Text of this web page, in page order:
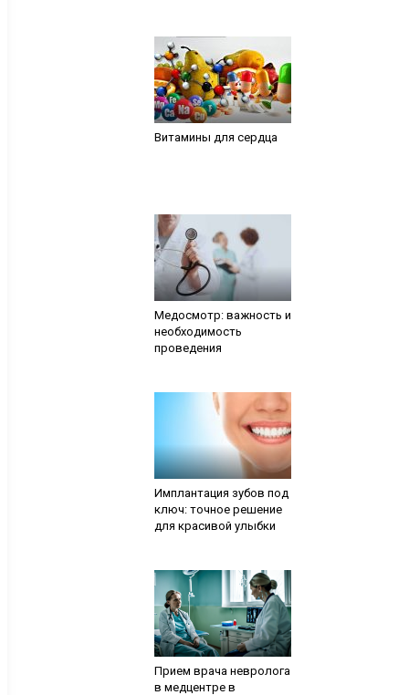
Витамины для сердца
Медосмотр: важность и
необходимость
проведения
Имплантация зубов под
ключ: точное решение
для красивой улыбки
Прием врача невролога
в медцентре в